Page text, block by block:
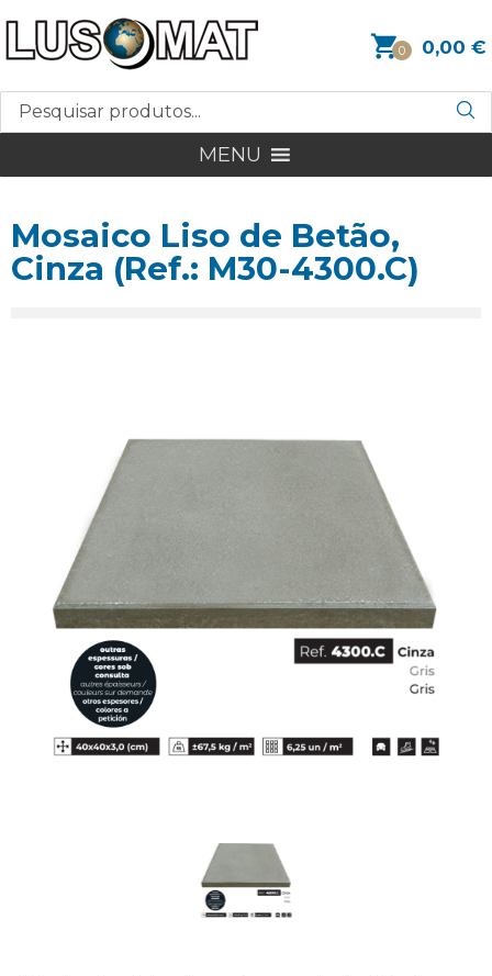
0 0,00 €
MENU
Mosaico Liso de Betão,
Cinza (Ref.: M30-4300.C)